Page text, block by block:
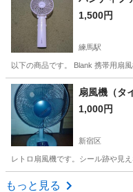
1,500円
練馬駅
以下の商品です。 Blank 携帯用扇
東京 練馬区 練馬駅
扇風機（タ
1,000円
新宿区
レトロ扇風機です。シール跡や見
東京 新宿区
もっと見る